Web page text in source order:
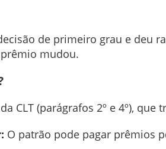
de primeiro grau e deu
mudou.
CLT (parágrafos 2º e 4º),
O patrão pode pagar prêmios